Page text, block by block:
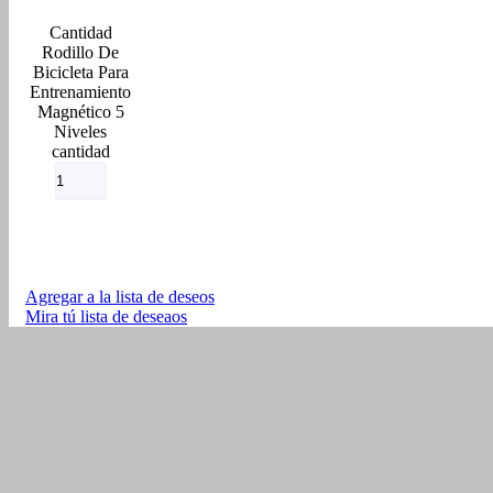
Rodillo De
Bicicleta Para
Entrenamiento
Magnético 5
Niveles
cantidad
Agregar a la lista de deseos
Mira tú lista de deseaos